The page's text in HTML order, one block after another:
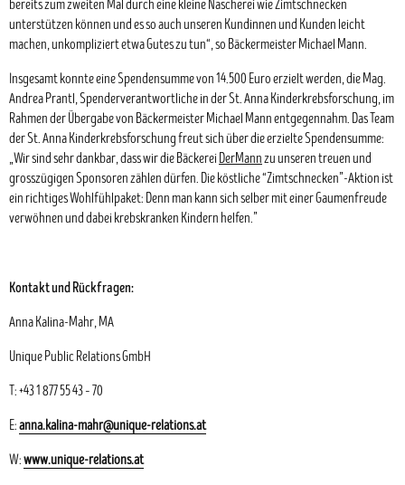
bereits zum zweiten Mal durch eine kleine Nascherei wie Zimtschnecken
unterstützen können und es so auch unseren Kundinnen und Kunden leicht
machen, unkompliziert etwa Gutes zu tun“, so Bäckermeister Michael Mann.
Insgesamt konnte eine Spendensumme von 14.500 Euro erzielt werden, die Mag.
Andrea Prantl, Spenderverantwortliche in der St. Anna Kinderkrebsforschung, im
Rahmen der Übergabe von Bäckermeister Michael Mann entgegennahm. Das Team
der St. Anna Kinderkrebsforschung freut sich über die erzielte Spendensumme:
„Wir sind sehr dankbar, dass wir die Bäckerei DerMannzu unseren treuen und
grosszügigen Sponsoren zählen dürfen. Die köstliche “Zimtschnecken”-Aktion ist
ein richtiges Wohlfühlpaket: Denn man kann sich selber mit einer Gaumenfreude
verwöhnen und dabei krebskranken Kindern helfen.”
Kontakt und Rückfragen:
Anna Kalina-Mahr, MA
Unique Public Relations GmbH
T: +43 1 877 55 43 – 70
E:anna.kalina-mahr@unique-relations.at
W:www.unique-relations.at